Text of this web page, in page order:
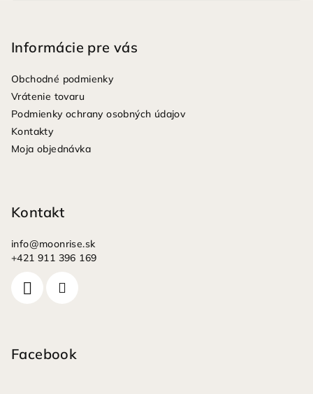
Informácie pre vás
Obchodné podmienky
Vrátenie tovaru
Podmienky ochrany osobných údajov
Kontakty
Moja objednávka
Kontakt
info@moonrise.sk
+421 911 396 169
Facebook